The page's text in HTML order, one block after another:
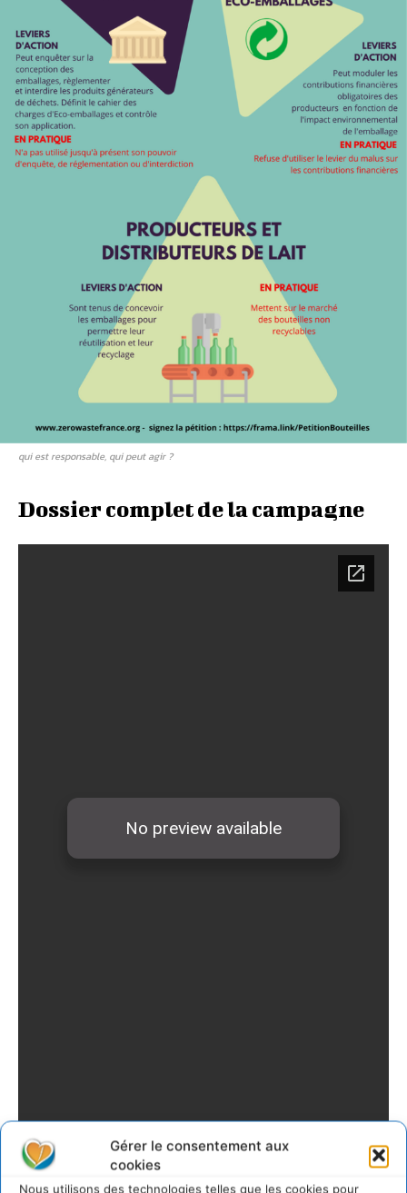
Gérer le consentement aux
cookies
Nous utilisons des technologies telles que les cookies pour
qui est responsable, qui peut agir ?
Dossier complet de la campagne